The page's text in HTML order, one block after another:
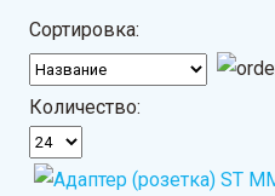
Сортировка:
Количество: